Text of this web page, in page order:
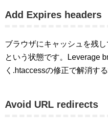
Add Expires headers
ブラウザにキャッシュを残
という状態です。Leverage
く.htaccessの修正で解消す
Avoid URL redirects